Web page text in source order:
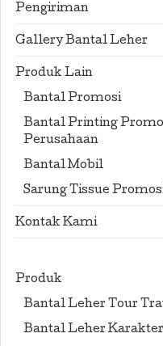
Pengiriman
Gallery Bantal Leher
Produk Lain
Bantal Promosi
Bantal Printing
Perusahaan
Bantal Mobil
Sarung Tissue
Kontak Kami
Produk
Bantal Leher Tour
Bantal Leher Karakter